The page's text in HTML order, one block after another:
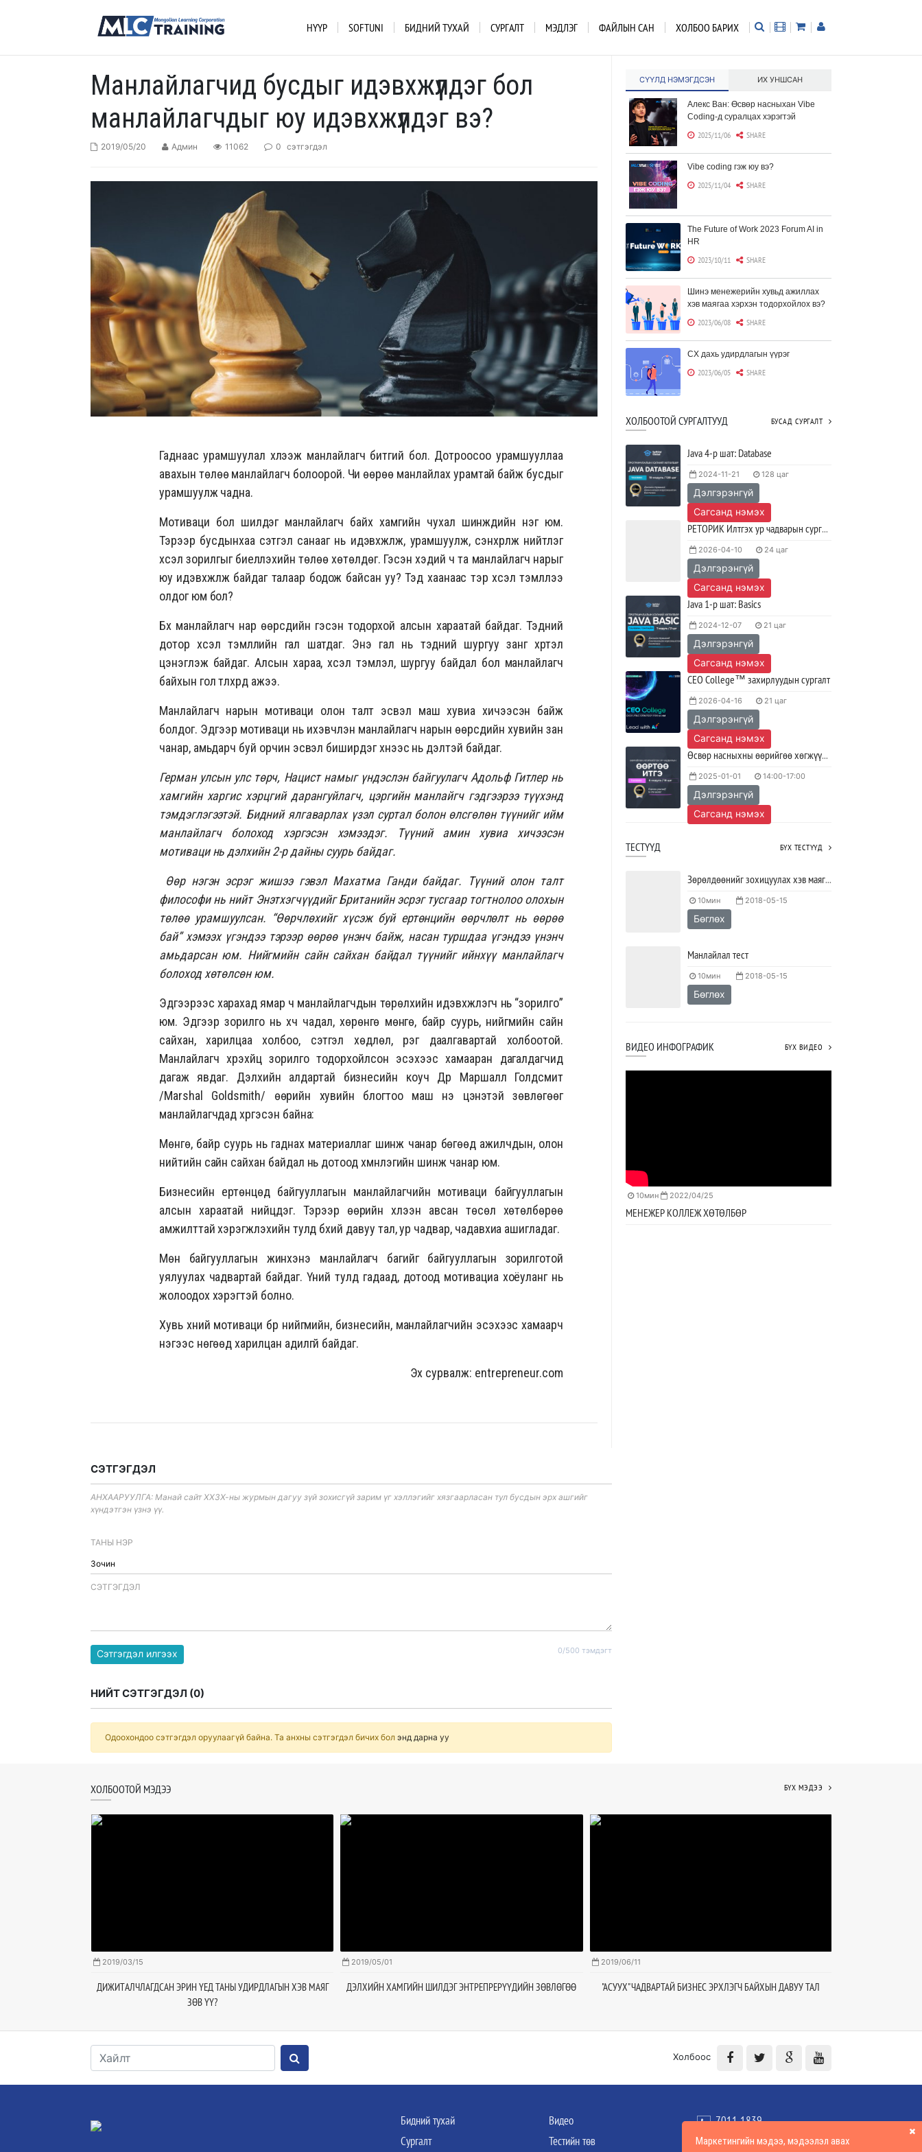
НҮҮР SOFTUNI БИДНИЙ ТУХАЙ СУРГАЛТ МЭДЛЭГ ФАЙЛЫН САН ХОЛБОО БАРИХ
​Манлайлагчид бусдыг идэвхжүүлдэг бол
манлайлагчдыг юу идэвхжүүлдэг вэ?
2019/05/20 Админ 11062 0 сэтгэгдэл
Гаднаас урамшуулал хүлээж манлайлагч битгий бол. Дотроосоо урамшууллаа
авахын төлөө манлайлагч болоорой. Чи өөрөө манлайлах урамтай байж бусдыг
урамшуулж чадна.
Мотиваци бол шилдэг манлайлагч байх хамгийн чухал шинжүүдийн нэг юм.
Тэрээр бусдынхаа сэтгэл санааг нь идэвхжүүлж, урамшуулж, сэнхрүүлж нийтлэг
хүсэл зорилгыг биелүүлэхийн төлөө хөтөлдөг. Гэсэн хэдий ч та манлайлагч нарыг
юу идэвхжүүлж байдаг талаар бодож байсан уу? Тэд хаанаас тэр хүсэл тэмүүллээ
олдог юм бол?
Бүх манлайлагч нар өөрсдийн гэсэн тодорхой алсын хараатай байдаг. Тэдний
дотор хүсэл тэмүүллийн гал шатдаг. Энэ гал нь тэдний шургуу занг хүртэл
цэнэглэж байдаг. Алсын хараа, хүсэл тэмүүлэл, шургуу байдал бол манлайлагч
байхын гол түлхүүрүүд ажээ.
Манлайлагч нарын мотиваци олон талт эсвэл маш хувиа хичээсэн байж
болдог. Эдгээр мотиваци нь ихэвчлэн манлайлагч нарын өөрсдийн хувийн зан
чанар, амьдарч буй орчин эсвэл биширдэг хүнээс нь үүдэлтэй байдаг.
Герман улсын улс төрч, Нацист намыг үндэслэн байгуулагч Адольф Гитлер нь
хамгийн харгис хэрцгий дарангуйлагч, цэргийн манлайгч гэдгээрээ түүхэнд
тэмдэглэгээтэй. Бидний ялгаварлах үзэл суртал болон өлсгөлөн түүнийг ийм
манлайлагч болоход хэргэсэн хэмээдэг. Түүний амин хувиа хичээсэн
мотиваци нь дэлхийн 2-р дайны суурь байдаг.
Өөр нэгэн эсрэг жишээ гэвэл Махатма Ганди байдаг. Түүний олон талт
философи нь нийт Энэтхэгчүүдийг Британийн эсрэг тусгаар тогтнолоо олохын
төлөө урамшуулсан. “Өөрчлөхийг хүсэж буй ертөнцийн өөрчлөлт нь өөрөө
бай” хэмээх үгэндээ тэрээр өөрөө үнэнч байж, насан туршдаа үгэндээ үнэнч
амьдарсан юм. Нийгмийн сайн сайхан байдал түүнийг ийнхүү манлайлагч
болоход хөтөлсөн юм.
Эдгээрээс харахад ямар ч манлайлагчдын төрөлхийн идэвхжүүлэгч нь “зорилго”
юм. Эдгээр зорилго нь хүч чадал, хөрөнгө мөнгө, байр суурь, нийгмийн сайн
сайхан, харилцаа холбоо, сэтгэл хөдлөл, үүрэг даалгавартай холбоотой.
Манлайлагч хүрэхүйц зорилго тодорхойлсон эсэхээс хамааран дагалдагчид
дагаж явдаг. Дэлхийн алдартай бизнесийн коуч Др Маршалл Голдсмит
/Marshal Goldsmith/ өөрийн хувийн блогтоо маш үнэ цэнэтэй зөвлөгөөг
манлайлагчдад хүргэсэн байна:
Мөнгө, байр суурь нь гаднах материаллаг шинж чанар бөгөөд ажилчдын, олон
нийтийн сайн сайхан байдал нь дотоод хүмүүнлэгийн шинж чанар юм.
Бизнесийн ертөнцөд байгууллагын манлайлагчийн мотиваци байгууллагын
алсын хараатай нийцдэг. Тэрээр өөрийн хүлээн авсан төсөл хөтөлбөрөө
амжилттай хэрэгжүүлэхийн тулд бүхий давуу тал, ур чадвар, чадавхиа ашигладаг.
Мөн байгууллагын жинхэнэ манлайлагч багийг байгууллагын зорилготой
уялуулах чадвартай байдаг. Үүний тулд гадаад, дотоод мотивациа хоёуланг нь
жолоодох хэрэгтэй болно.
Хувь хүний мотиваци бүр нийгмийн, бизнесийн, манлайлагчийн эсэхээс хамаарч
нэгээс нөгөөд харилцан адилгүй байдаг.
Эх сурвалж: entrepreneur.com
СЭТГЭГДЭЛ
АНХААРУУЛГА: Манай сайт ХХЗХ-ны журмын дагуу зүй зохисгүй зарим үг хэллэгийг хязгаарласан тул бусдын эрх ашгийг
хүндэтгэн үзнэ үү.
ТАНЫ НЭР
CЭТГЭГДЭЛ
0/500 тэмдэгт
Сэтгэгдэл илгээх
НИЙТ СЭТГЭГДЭЛ (0)
Одоохондоо сэтгэгдэл оруулаагүй байна. Та анхны сэтгэгдэл бичих бол энд дарна уу
СҮҮЛД НЭМЭГДСЭН ИХ УНШСАН
Алекс Ван: Өсвөр насныхан Vibe
Coding-д суралцах хэрэгтэй
2025/11/06 SHARE
Vibe coding гэж юу вэ?
2025/11/04 SHARE
The Future of Work 2023 Forum AI in
HR
2023/10/11 SHARE
Шинэ менежерийн хувьд ажиллах
хэв маягаа хэрхэн тодорхойлох вэ?
2023/06/08 SHARE
CX дахь удирдлагын үүрэг
2023/06/05 SHARE
Борлуулагчид "ЮҮЛҮҮР"-т төвлөрөх
шаардлагагүй болж байна
2023/06/02 SHARE
Тодорхойгүй цаг үед CEO нар хэрхэн
инновацийг дэмжих вэ?
2023/05/17 SHARE
олимпиад амжилттай зохион
байгуулагдлаа.
2023/05/15 SHARE
сурах вэ?
2023/04/27 SHARE
Ажил дээрээ сайн найзтай байх нь
ажлын бүтээмж нэмэгдүүлж,
тогтвортой ажиллах суурь болдог
2023/04/25 SHARE
ХОЛБООТОЙ СУРГАЛТУУД БУСАД СУРГАЛТ
Java 4-р шат: Database
2024-11-21 128 цаг
Дэлгэрэнгүй
Сагсанд нэмэх
РЕТОРИК Илтгэх ур чадварын сургалт
2026-04-10 24 цаг
Дэлгэрэнгүй
Сагсанд нэмэх
Java 1-р шат: Basics
2024-12-07 21 цаг
Дэлгэрэнгүй
Сагсанд нэмэх
CEO College™ захирлуудын сургалт
2026-04-16 21 цаг
Дэлгэрэнгүй
Сагсанд нэмэх
Өсвөр насныхны өөрийгөө хөгжүүлэх ур чадварын ӨӨРТӨӨ ИТГЭ хөтөлбөр
2025-01-01 14:00-17:00
Дэлгэрэнгүй
Сагсанд нэмэх
ТЕСТҮҮД БҮХ ТЕСТҮҮД
Зөрөлдөөнийг зохицуулах хэв маягийг тодорхойлох тест
10мин 2018-05-15
Бөглөх
Манлайлал тест
10мин 2018-05-15
Бөглөх
ВИДЕО ИНФОГРАФИК БҮХ ВИДЕО
10мин 2022/04/25
МЕНЕЖЕР КОЛЛЕЖ ХӨТӨЛБӨР
ХОЛБООТОЙ МЭДЭЭ БҮХ МЭДЭЭ
2019/03/15
ДИЖИТАЛЧЛАГДСАН ЭРИН ҮЕД ТАНЫ УДИРДЛАГЫН ХЭВ МАЯГ
ЗӨВ ҮҮ?
2019/05/01
ДЭЛХИЙН ХАМГИЙН ШИЛДЭГ ЭНТРЕПРЕРҮҮДИЙН ЗӨВЛӨГӨӨ
2019/06/11
"АСУУХ" ЧАДВАРТАЙ БИЗНЕС ЭРХЛЭГЧ БАЙХЫН ДАВУУ ТАЛ
Маркетингийн мэдээ, мэдээлэл авах
Холбоос
Бидний тухай
Сургалт
Видео
Тестийн төв
7011 1839
info@mlctraining.mn